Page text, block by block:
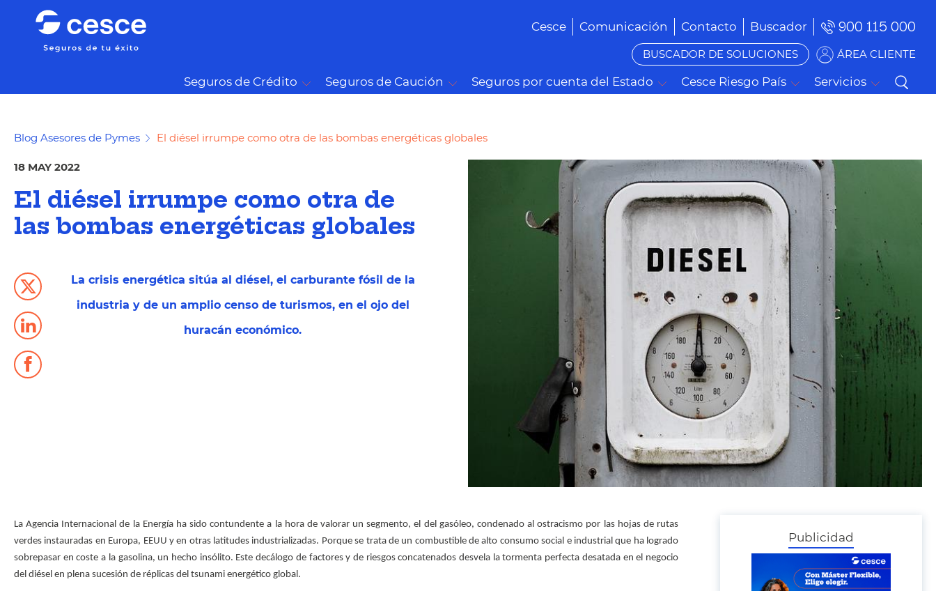
Cesce Comunicación Contacto Buscador 900 115 000
BUSCADOR DE SOLUCIONES ÁREA CLIENTE
Seguros de Crédito Seguros de Caución Seguros por cuenta del Estado Cesce Riesgo País Servicios
Blog Asesores de Pymes El diésel irrumpe como otra de las bombas energéticas globales
18 MAY 2022
El diésel irrumpe como otra de
las bombas energéticas globales
La crisis energética sitúa al diésel, el carburante fósil de la
industria y de un amplio censo de turismos, en el ojo del
huracán económico.
La Agencia Internacional de la Energía ha sido contundente a la hora de valorar un segmento, el del gasóleo, condenado al ostracismo por las hojas de rutas
verdes instauradas en Europa, EEUU y en otras latitudes industrializadas. Porque se trata de un combustible de alto consumo social e industrial que ha logrado
sobrepasar en coste a la gasolina, un hecho insólito. Este decálogo de factores y de riesgos concatenados desvela la tormenta perfecta desatada en el negocio
del diésel en plena sucesión de réplicas del tsunami energético global.
Publicidad